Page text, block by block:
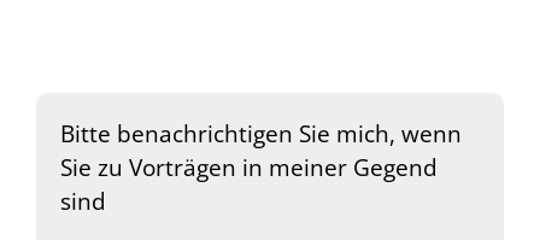
Bitte benachrichtigen Sie mich, wenn
Sie zu Vorträgen in meiner Gegend
sind